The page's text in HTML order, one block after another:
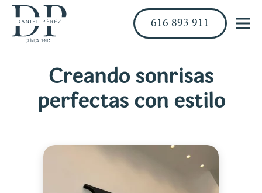
616 893 911
Creando sonrisas
perfectas con estilo